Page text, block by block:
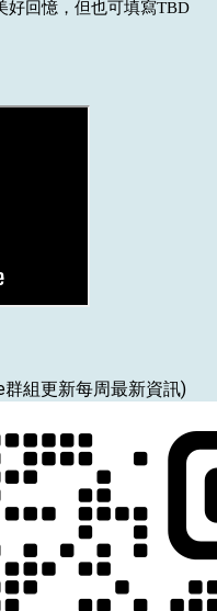
好回憶，但也可填寫TBD
組更新每周最新資訊)